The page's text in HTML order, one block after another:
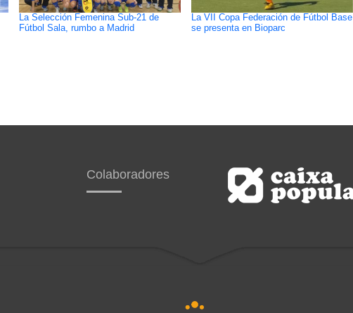
La Selección Femenina Sub-21 de
Fútbol Sala, rumbo a Madrid
La VII Copa Federación de Fútbol Base
se presenta en Bioparc
Colaboradores